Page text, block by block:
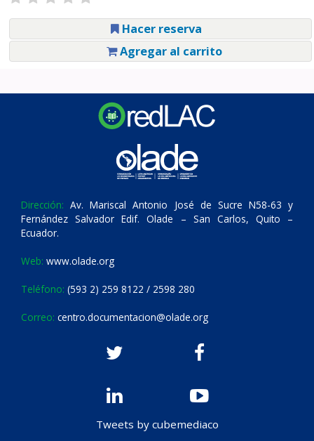
Hacer reserva
Agregar al carrito
Dirección: Av. Mariscal Antonio José de Sucre N58-63 y
Fernández Salvador Edif. Olade – San Carlos, Quito –
Ecuador.
Web: www.olade.org
Teléfono: (593 2) 259 8122 / 2598 280
Correo: centro.documentacion@olade.org
Tweets by cubemediaco